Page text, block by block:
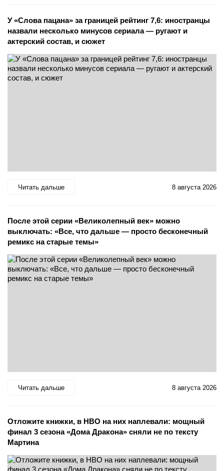
У «Слова пацана» за границей рейтинг 7,6: иностранцы
назвали несколько минусов сериала — ругают и
актерский состав, и сюжет
Читать дальше 8 августа 2026
После этой серии «Великолепный век» можно
выключать: «Все, что дальше — просто бесконечный
ремикс на старые темы»
Читать дальше 8 августа 2026
Отложите книжки, в HBO на них наплевали: мощный
финал 3 сезона «Дома Дракона» сняли не по тексту
Мартина